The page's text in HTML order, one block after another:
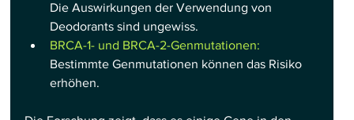
Die Auswirkungen der Verwendung von
Deodorants sind ungewiss.
BRCA-1- und BRCA-2-Genmutationen:
Bestimmte Genmutationen können das Risiko
erhöhen.